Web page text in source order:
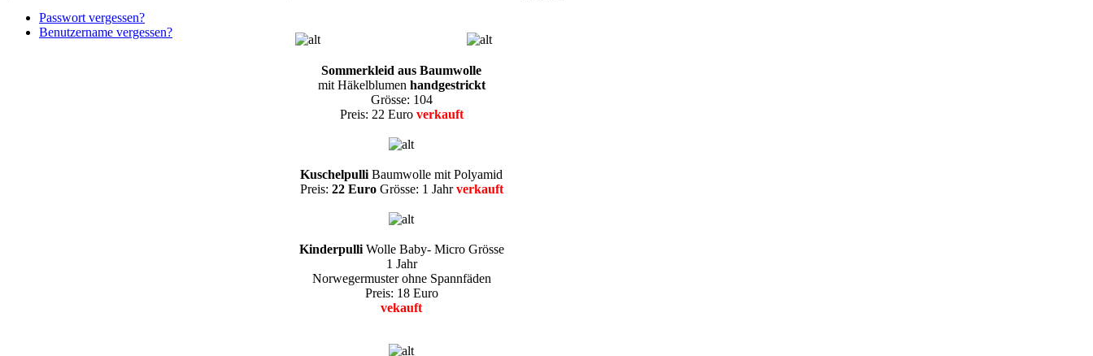
Passwort vergessen?
Benutzername vergessen?
Sommerkleid aus Baumwolle
mit Häkelblumen handgestrickt
Grösse: 104
Preis: 22 Euro verkauft
Kuschelpulli Baumwolle mit Polyamid
Preis: 22 EuroGrösse: 1 Jahrverkauft
Kinderpulli Wolle Baby- Micro Grösse
1 Jahr
Norwegermuster ohne Spannfäden
Preis: 18 Euro
vekauft